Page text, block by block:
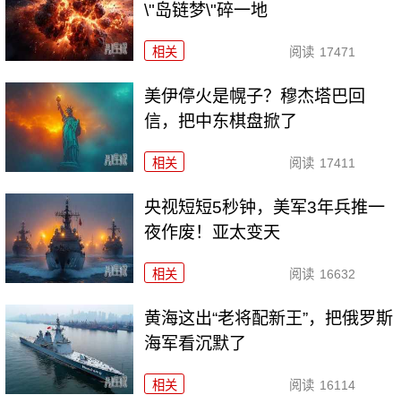
\"岛链梦\"碎一地
相关 阅读 17471
美伊停火是幌子？穆杰塔巴回
信，把中东棋盘掀了
相关 阅读 17411
央视短短5秒钟，美军3年兵推一
夜作废！亚太变天
相关 阅读 16632
黄海这出“老将配新王”，把俄罗斯
海军看沉默了
相关 阅读 16114